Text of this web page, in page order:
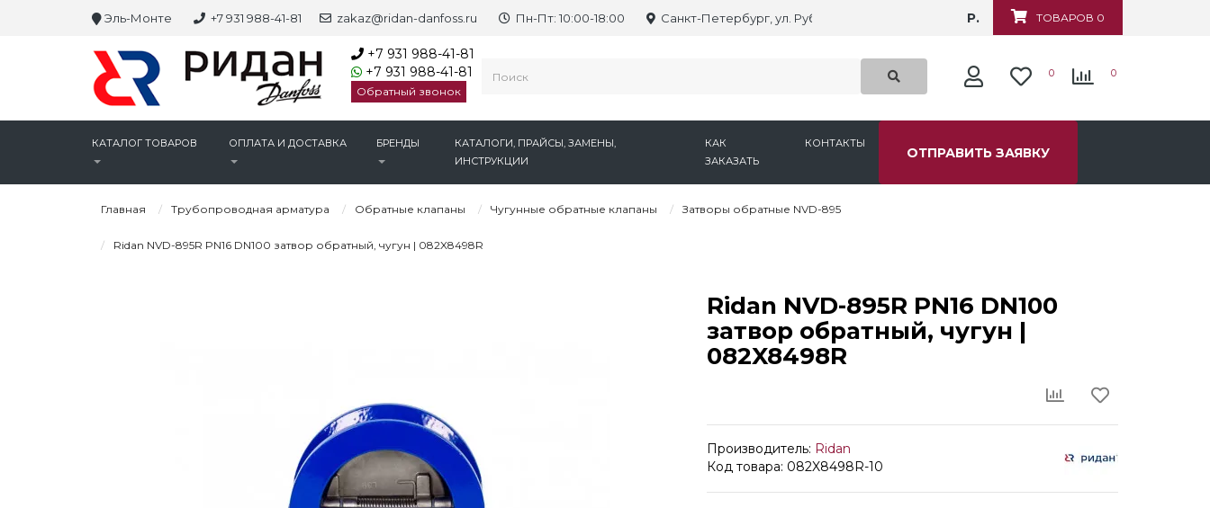
Эль-Монте +7 931 988-41-81 zakaz@ridan-danfoss.ru Пн-Пт: 10:00-18:00 Санкт-Петербург, ул. Рубежная, д.6 ТОВАРОВ 0
Р.
+7 931 988-41-81
+7 931 988-41-81
Обратный звонок
0 0
КАТАЛОГ ТОВАРОВ ОПЛАТА И ДОСТАВКА БРЕНДЫ
КАТАЛОГИ, ПРАЙСЫ, ЗАМЕНЫ,
ИНСТРУКЦИИ
КАК
ЗАКАЗАТЬ
КОНТАКТЫ
ОТПРАВИТЬ ЗАЯВКУ
Главная Трубопроводная арматура Обратные клапаны Чугунные обратные клапаны Затворы обратные NVD-895
Ridan NVD-895R PN16 DN100 затвор обратный, чугун | 082X8498R
Ridan NVD-895R PN16 DN100
затвор обратный, чугун |
082X8498R
Производитель: Ridan
Код товара: 082X8498R-10